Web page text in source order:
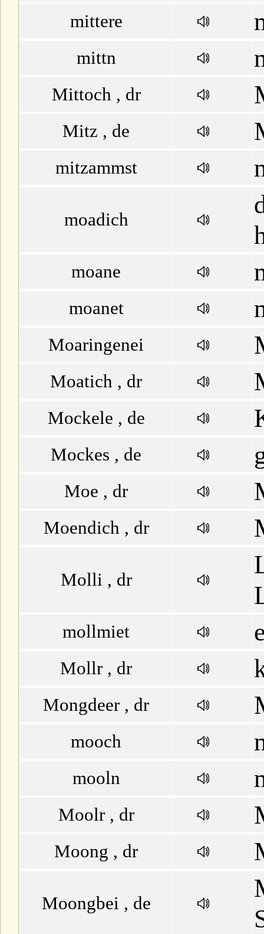
mittere
mittn
Mittoch , dr
Mitz , de
mitzammst
moadich
moane
moanet
Moaringenei
Moatich , dr
Mockele , de
Mockes , de
Moe , dr
Moendich , dr
Molli , dr
mollmiet
Mollr , dr
Mongdeer , dr
mooch
mooln
Moolr , dr
Moong , dr
Moongbei , de